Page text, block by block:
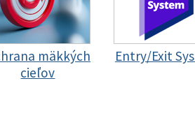
mäkkých
cieľov
Entry/Exit